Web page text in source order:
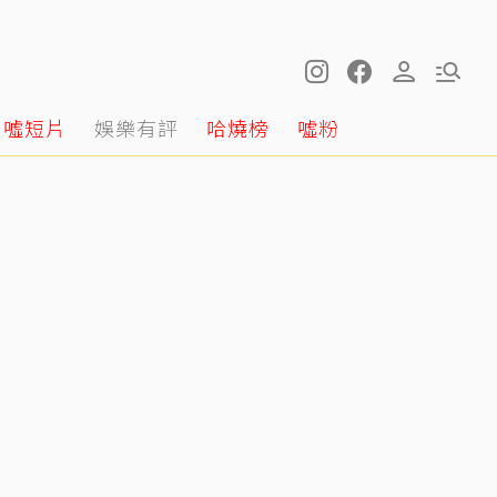
噓短片 娛樂有評 哈燒榜 噓粉